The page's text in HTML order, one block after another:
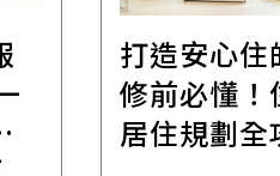
遺贈稅規
財稅專家親
產傳承更有